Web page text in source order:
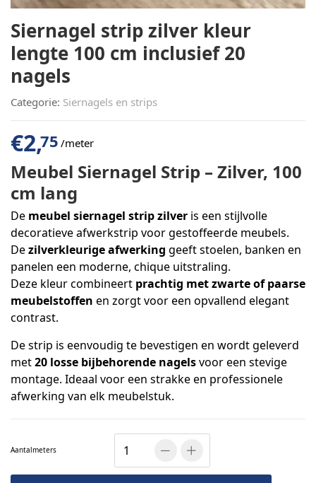
Siernagel strip zilver kleur
lengte 100 cm inclusief 20
nagels
Categorie: Siernagels en strips
€2,75 /meter
Meubel Siernagel Strip – Zilver, 100
cm lang
De meubel siernagel strip zilver is een stijlvolle
decoratieve afwerkstrip voor gestoffeerde meubels.
Dezilverkleurige afwerking geeft stoelen, banken en
panelen een moderne, chique uitstraling.
Deze kleur combineert prachtig met zwarte of paarse
meubelstoffen en zorgt voor een opvallend elegant
contrast.
De strip is eenvoudig te bevestigen en wordt geleverd
met20 losse bijbehorende nagelsvoor een stevige
montage. Ideaal voor een strakke en professionele
afwerking van elk meubelstuk.
Aantalmeters